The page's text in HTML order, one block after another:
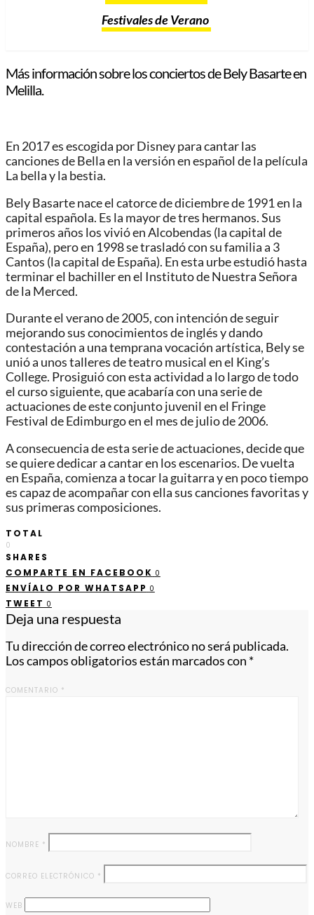
Festivales de Verano
Más información sobre los conciertos de Bely Basarte en
Melilla.
En 2017 es escogida por Disney para cantar las
canciones de Bella en la versión en español de la película
La bella y la bestia.
Bely Basarte nace el catorce de diciembre de 1991 en la
capital española. Es la mayor de tres hermanos. Sus
primeros años los vivió en Alcobendas (la capital de
España), pero en 1998 se trasladó con su familia a 3
Cantos (la capital de España). En esta urbe estudió hasta
terminar el bachiller en el Instituto de Nuestra Señora
de la Merced.
Durante el verano de 2005, con intención de seguir
mejorando sus conocimientos de inglés y dando
contestación a una temprana vocación artística, Bely se
unió a unos talleres de teatro musical en el King’s
College. Prosiguió con esta actividad a lo largo de todo
el curso siguiente, que acabaría con una serie de
actuaciones de este conjunto juvenil en el Fringe
Festival de Edimburgo en el mes de julio de 2006.
A consecuencia de esta serie de actuaciones, decide que
se quiere dedicar a cantar en los escenarios. De vuelta
en España, comienza a tocar la guitarra y en poco tiempo
es capaz de acompañar con ella sus canciones favoritas y
sus primeras composiciones.
TOTAL
0
SHARES
COMPARTE EN FACEBOOK 0
ENVÍALO POR WHATSAPP 0
TWEET 0
Deja una respuesta
Tu dirección de correo electrónico no será publicada.
Los campos obligatorios están marcados con *
COMENTARIO *
NOMBRE *
CORREO ELECTRÓNICO *
WEB